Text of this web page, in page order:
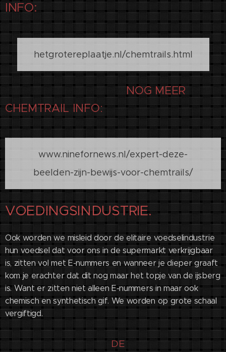
INFO:
hetgrotereplaatje.nl/chemtrails.html
NOG MEER
CHEMTRAIL INFO:
www.ninefornews.nl/expert-deze-
beelden-zijn-bewijs-voor-chemtrails/
VOEDINGSINDUSTRIE.
Ook worden we misleid door de elitaire voedselindustrie
hun voedsel dat voor ons in de supermarkt verkrijgbaar
is, zitten vol met E-nummers en wanneer je dieper graaft
kom je erachter dat dit nog maar het topje van de ijsberg
is. Want er zitten niet alleen E-nummers in maar ook
chemisch en synthetisch gif. We worden op grote schaal
vergiftigd.
DE